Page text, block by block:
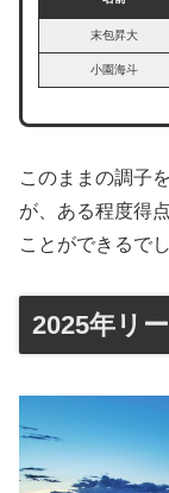
末包昇大
小園海斗
このままの調子
が、ある程度得
ことができるでし
2025年リ